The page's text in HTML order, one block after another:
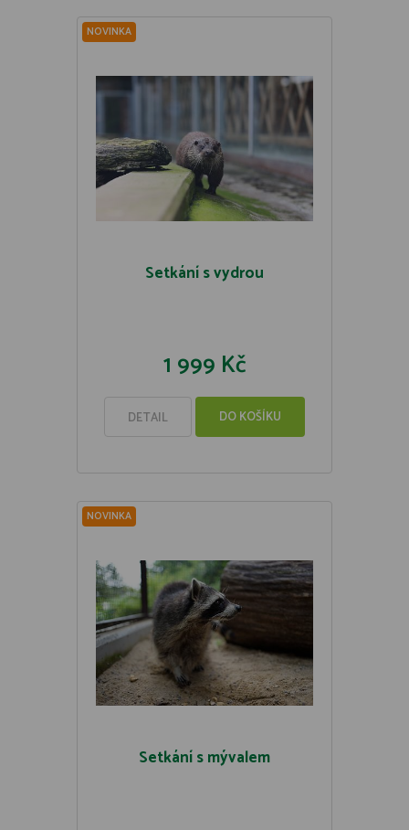
NOVINKA
Setkání s vydrou
1 999 Kč
DETAIL DO KOŠÍKU
NOVINKA
Setkání s mývalem